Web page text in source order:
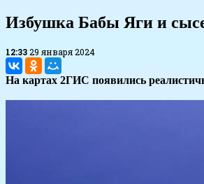
Избушка Бабы Яги и
12:3329 января 2024
На картах 2ГИС появились